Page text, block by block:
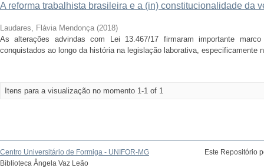
A reforma trabalhista brasileira e a (in) constitucionalidade da
Laudares, Flávia Mendonça (2018)
As alterações advindas com Lei 13.467/17 firmaram importante
conquistados ao longo da história na legislação laborativa, especificamente
Itens para a visualização no momento 1-1 of 1
Centro Universitário de Formiga - UNIFOR-MG
Biblioteca Ângela Vaz Leão
Este Repositório